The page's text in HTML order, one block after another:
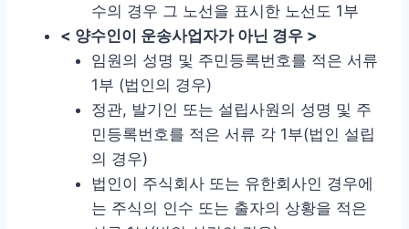
수의 경우 그 노선을 표시한 노선도 1부
< 양수인이 운송사업자가 아닌 경우 >
임원의 성명 및 주민등록번호를 적은 서류
1부 (법인의 경우)
정관, 발기인 또는 설립사원의 성명 및 주
민등록번호를 적은 서류 각 1부(법인 설립
의 경우)
법인이 주식회사 또는 유한회사인 경우에
는 주식의 인수 또는 출자의 상황을 적은